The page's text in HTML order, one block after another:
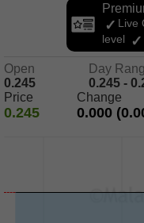
Live
level
Open Day
0.245
0.245 -
Price
Change
0.245 0.000